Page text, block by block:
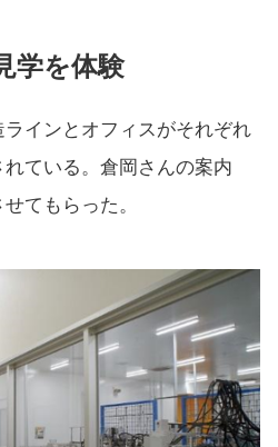
学を体験
インとオフィスがそれぞれ
ている。倉岡さんの案内
てもらった。